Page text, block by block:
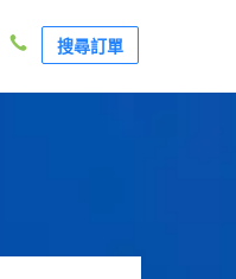
搜尋訂單